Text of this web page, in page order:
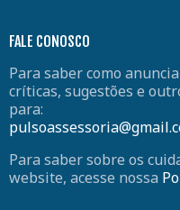
FALE CONOSCO
Para saber como
críticas, sugestões e
para:
Para saber sobre os
website, acesse nossa